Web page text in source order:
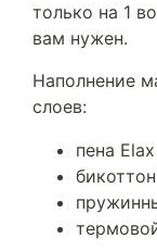
только на 1
вам нужен.
Наполнение
слоев:
пена